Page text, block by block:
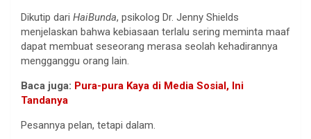
Dikutip dari HaiBunda, psikolog Dr. Jenny Shields
menjelaskan bahwa kebiasaan terlalu sering meminta maaf
dapat membuat seseorang merasa seolah kehadirannya
mengganggu orang lain.
Baca juga: Pura-pura Kaya di Media Sosial, Ini
Tandanya
Pesannya pelan, tetapi dalam.